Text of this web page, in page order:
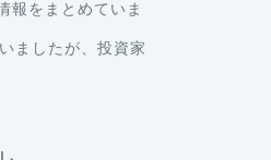
報をまとめていま
ましたが、投資家